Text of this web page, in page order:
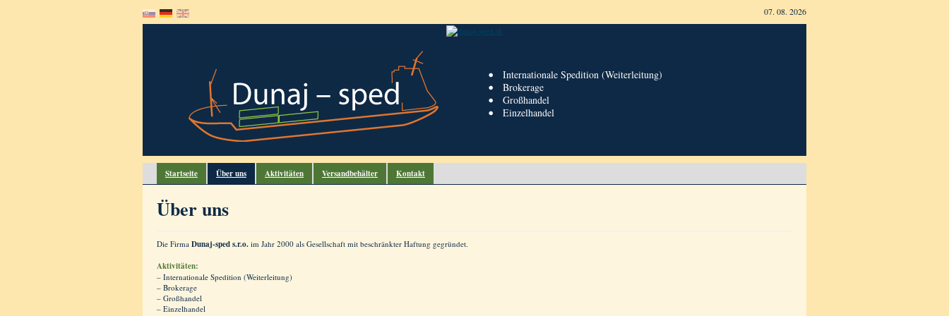
07. 08. 2026
Internationale Spedition (Weiterleitung)
Brokerage
Großhandel
Einzelhandel
Startseite Über uns Aktivitäten Versandbehälter Kontakt
Über uns
Die Firma Dunaj-sped s.r.o. im Jahr 2000 als Gesellschaft mit beschränkter Haftung gegründet.
Aktivitäten:
– Internationale Spedition (Weiterleitung)
– Brokerage
– Großhandel
– Einzelhandel